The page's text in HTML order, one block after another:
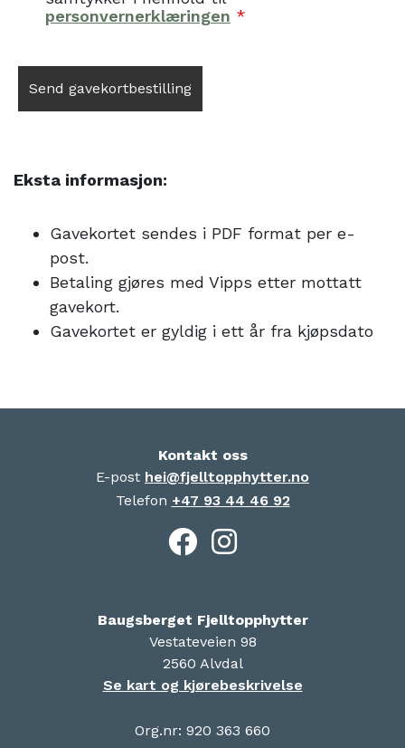
personvernerklæringen *
Eksta informasjon:
Gavekortet sendes i PDF format per e-
post.
Betaling gjøres med Vipps etter mottatt
gavekort.
Gavekortet er gyldig i ett år fra kjøpsdato
Kontakt oss
E-post hei@fjelltopphytter.no
Telefon +47 93 44 46 92
Baugsberget Fjelltopphytter
Vestateveien 98
2560 Alvdal
Se kart og kjørebeskrivelse
Org.nr: 920 363 660